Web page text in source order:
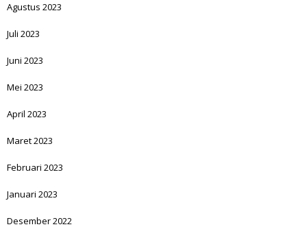
Agustus 2023
Juli 2023
Juni 2023
Mei 2023
April 2023
Maret 2023
Februari 2023
Januari 2023
Desember 2022